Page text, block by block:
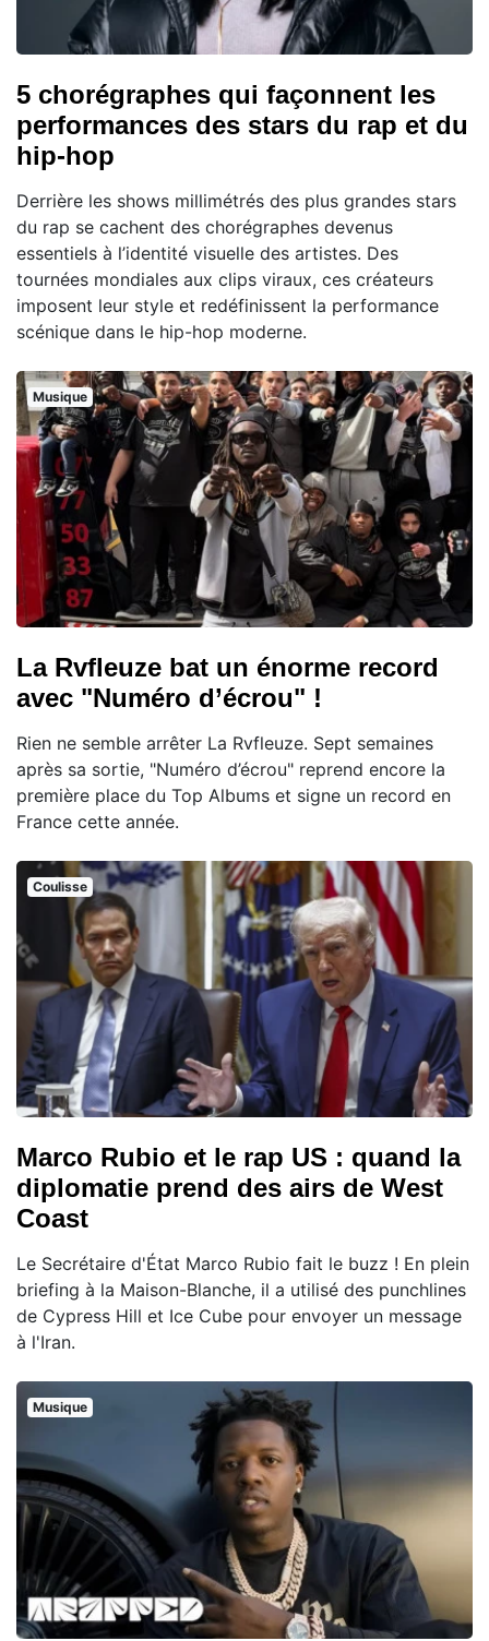
5 chorégraphes qui façonnent les
performances des stars du rap et du
hip-hop
Derrière les shows millimétrés des plus grandes stars
du rap se cachent des chorégraphes devenus
essentiels à l’identité visuelle des artistes. Des
tournées mondiales aux clips viraux, ces créateurs
imposent leur style et redéfinissent la performance
scénique dans le hip-hop moderne.
Musique
La Rvfleuze bat un énorme record
avec "Numéro d’écrou" !
Rien ne semble arrêter La Rvfleuze. Sept semaines
après sa sortie, "Numéro d’écrou" reprend encore la
première place du Top Albums et signe un record en
France cette année.
Coulisse
Marco Rubio et le rap US : quand la
diplomatie prend des airs de West
Coast
Le Secrétaire d'État Marco Rubio fait le buzz ! En plein
briefing à la Maison-Blanche, il a utilisé des punchlines
de Cypress Hill et Ice Cube pour envoyer un message
à l'Iran.
Musique